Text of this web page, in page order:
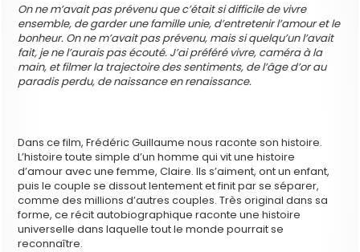
On ne m’avait pas prévenu que c’était si difficile de vivre
ensemble, de garder une famille unie, d’entretenir l’amour et le
bonheur. On ne m’avait pas prévenu, mais si quelqu’un l’avait
fait, je ne l’aurais pas écouté. J’ai préféré vivre, caméra à la
main, et filmer la trajectoire des sentiments, de l’âge d’or au
paradis perdu, de naissance en renaissance.
Dans ce film, Frédéric Guillaume nous raconte son histoire.
L’histoire toute simple d’un homme qui vit une histoire
d’amour avec une femme, Claire. Ils s’aiment, ont un enfant,
puis le couple se dissout lentement et finit par se séparer,
comme des millions d’autres couples. Très original dans sa
forme, ce récit autobiographique raconte une histoire
universelle dans laquelle tout le monde pourrait se
reconnaître.